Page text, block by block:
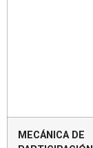
MECÁNICA DE